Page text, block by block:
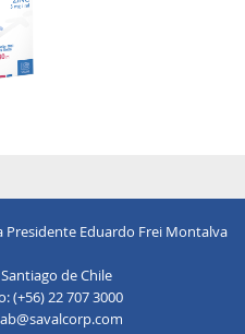
Presidente Eduardo Frei Montalva
de Chile
(+56) 22 707 3000